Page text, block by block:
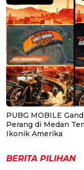
PUBG MOBILE
Perang di Medan
Ikonik Amerika
BERITA PILIHAN